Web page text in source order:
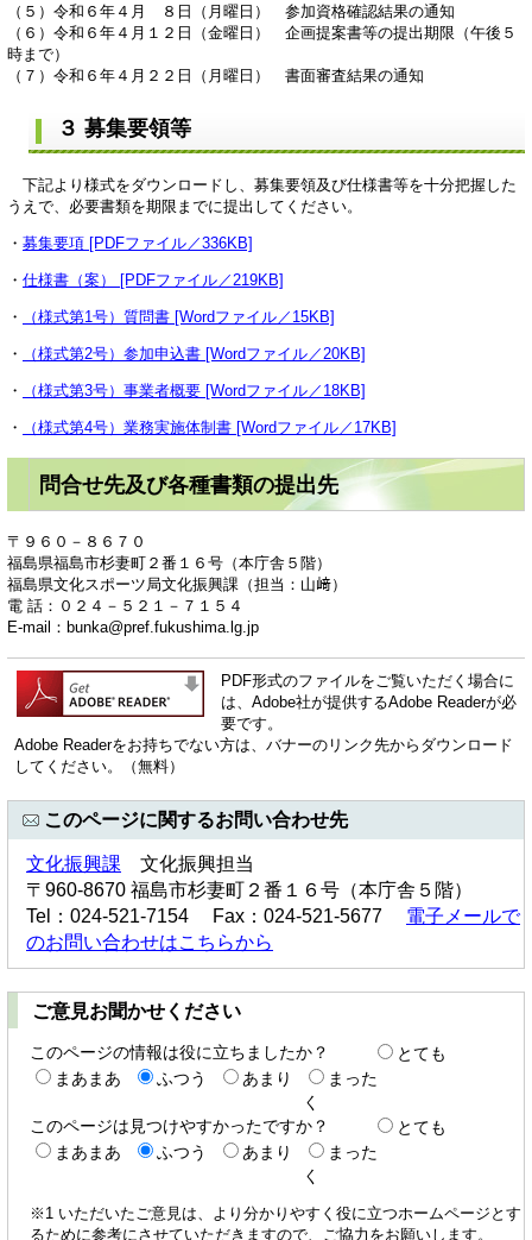
（５）令和６年４月 ８日（月曜日） 参加資格確認結果の通知
（６）令和６年４月１２日（金曜日） 企画提案書等の提出期限（午後５
時まで）
（７）令和６年４月２２日（月曜日） 書面審査結果の通知
３ 募集要領等
下記より様式をダウンロードし、募集要領及び仕様書等を十分把握した
うえで、必要書類を期限までに提出してください。
・ 募集要項 [PDFファイル／336KB]
・ 仕様書（案） [PDFファイル／219KB]
・ （様式第1号）質問書 [Wordファイル／15KB]
・ （様式第2号）参加申込書 [Wordファイル／20KB]
・ （様式第3号）事業者概要 [Wordファイル／18KB]
・ （様式第4号）業務実施体制書 [Wordファイル／17KB]
問合せ先及び各種書類の提出先
〒９６０－８６７０
福島県福島市杉妻町２番１６号（本庁舎５階）
福島県文化スポーツ局文化振興課（担当：山﨑）
電 話：０２４－５２１－７１５４
E-mail： bunka@pref.fukushima.lg.jp
PDF形式のファイルをご覧いただく場合に
は、Adobe社が提供するAdobe Readerが必
要です。
Adobe Readerをお持ちでない方は、バナーのリンク先からダウンロード
してください。（無料）
このページに関するお問い合わせ先
文化振興課 文化振興担当
〒960-8670 福島市杉妻町２番１６号（本庁舎５階）
Tel：024-521-7154 Fax：024-521-5677 電子メールで
のお問い合わせはこちらから
ご意見お聞かせください
このページの情報は役に立ちましたか？
とても
まあまあ
ふつう あまり
まった
く
このページは見つけやすかったですか？
とても
まあまあ
ふつう あまり
まった
く
※1 いただいたご意見は、より分かりやすく役に立つホームページとす
るために参考にさせていただきますので、ご協力をお願いします。